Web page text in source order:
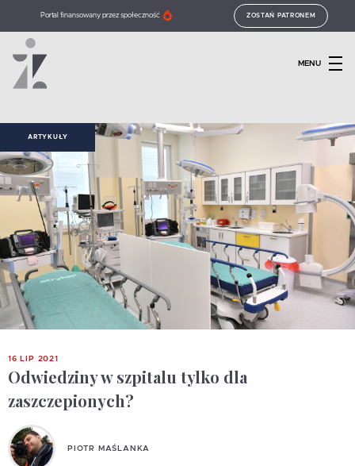
Portal finansowany przez społeczność ZOSTAŃ PATRONEM
MENU
ARTYKUŁY
16 LIP 2021
Odwiedziny w szpitalu tylko dla
zaszczepionych?
PIOTR MAŚLANKA